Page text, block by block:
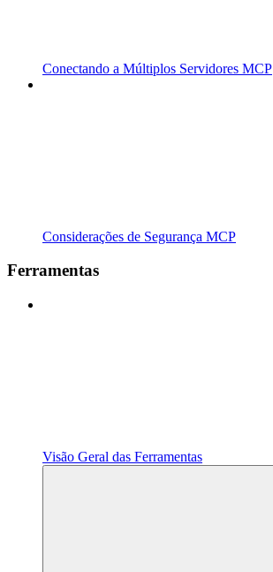
Conectando a Múltiplos Servidores MCP
Considerações de Segurança MCP
Ferramentas
Visão Geral das Ferramentas